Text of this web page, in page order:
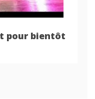
pour bientôt